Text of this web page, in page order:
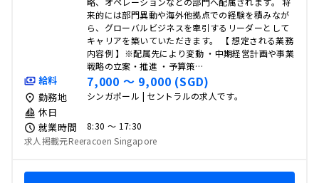
来的には部門異動や海外他拠点での経験を積みなが
ら、グローバルビジネスを牽引するリーダーとして
キャリアを築いていただきます。 【 想定される業務
内容例 】※配属先により変動 ・中期経営計画や事業
戦略の立案・推進 ・予算策…
給料 7,000 〜 9,000 (SGD)
勤務地 シンガポール | セントラルの求人です。
休日
就業時間
8:30 〜 17:30
求人掲載元Reeracoen Singapore